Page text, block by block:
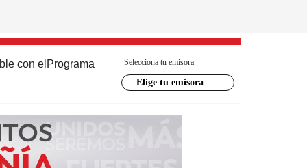
con el Programa Selecciona tu emisora
Elige tu emisora